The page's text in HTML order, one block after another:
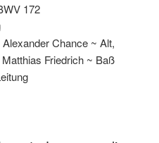
172
Chance ~ Alt,
Friedrich ~ Baß